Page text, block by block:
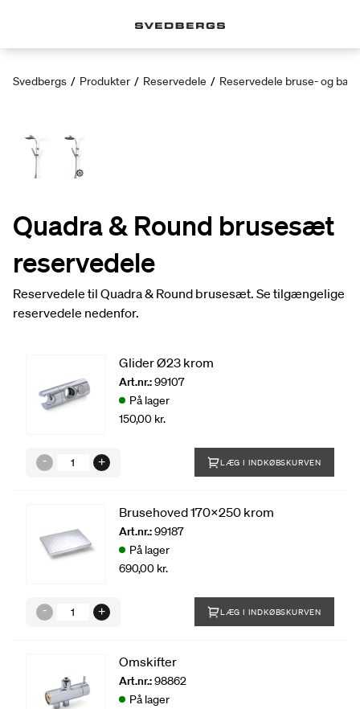
Svedbergs / Produkter / Reservedele / Reservedele bruse- og
Quadra & Round brusesæt
reservedele
Reservedele til Quadra & Round brusesæt. Se tilgængelige
reservedele nedenfor.
Glider Ø23 krom
Art.nr.:99107
På lager
150,00 kr.
LÆG I INDKØBSKURVEN
Brusehoved 170x250 krom
Art.nr.:99187
På lager
690,00 kr.
LÆG I INDKØBSKURVEN
Omskifter
Art.nr.:98862
På lager